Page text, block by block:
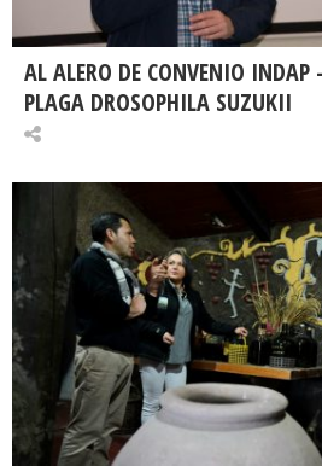
AL ALERO DE CONVENIO INDAP
PLAGA DROSOPHILA SUZUKII